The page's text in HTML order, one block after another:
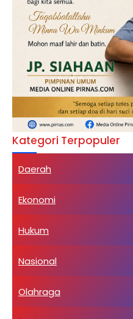
Kategori Terpopuler
Daerah
Ekonomi
Hukum
Nasional
Olahraga